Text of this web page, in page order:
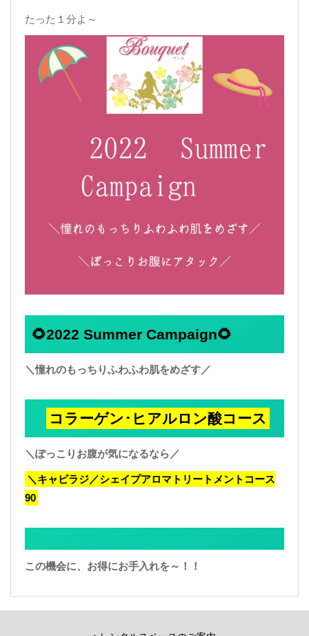
たった１分よ～
🌻2022 Summer Campaign🌻
＼憧れのもっちりふわふわ肌をめざす／
コラーゲン･ヒアルロン酸コース
＼ぽっこりお腹が気になるなら／
＼キャビラジ／シェイプアロマトリートメントコース
90
この機会に、お得にお手入れを～！！